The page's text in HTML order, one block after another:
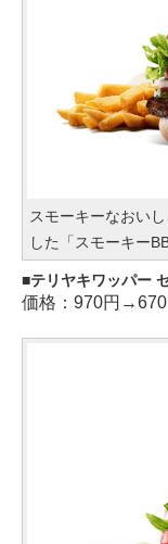
スモーキーなおい
した「スモーキー
テリヤキワッパー
価格：970円→670